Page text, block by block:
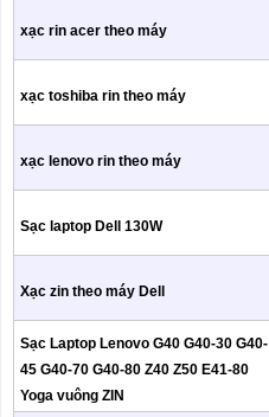
xạc rin acer theo máy
xạc toshiba rin theo máy
xạc lenovo rin theo máy
Sạc laptop Dell 130W
Xạc zin theo máy Dell
Sạc Laptop Lenovo G40 G40-30 G40-
45 G40-70 G40-80 Z40 Z50 E41-80
Yoga vuông ZIN